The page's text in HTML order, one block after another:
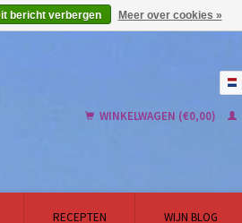
WINKELWAGEN (€0,00)
RECEPTEN WIJN BLOG
bericht verbergen Meer over cookies »